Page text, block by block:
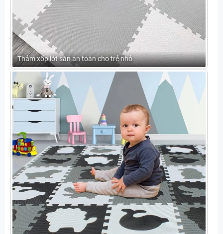
Thảm xốp lót sàn an toàn cho trẻ nhỏ